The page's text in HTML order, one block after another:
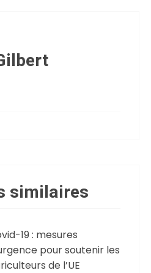
similaires
19 : mesures
pour soutenir les
de l’UE